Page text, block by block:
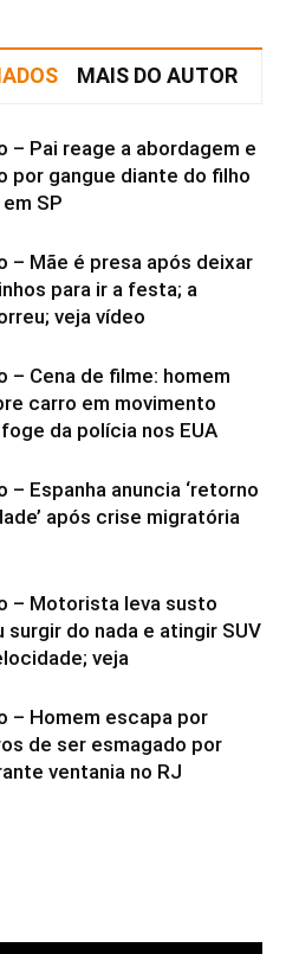
MAIS DO AUTOR
– Pai reage a abordagem e
por gangue diante do filho
SP
– Mãe é presa após deixar
para ir a festa; a
veja vídeo
– Cena de filme: homem
carro em movimento
da polícia nos EUA
– Espanha anuncia ‘retorno
após crise migratória
– Motorista leva susto
surgir do nada e atingir SUV
veja
– Homem escapa por
de ser esmagado por
ventania no RJ